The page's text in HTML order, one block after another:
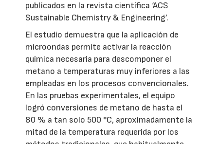
publicados en la revista científica ‘ACS
Sustainable Chemistry & Engineering’.
El estudio demuestra que la aplicación de
microondas permite activar la reacción
química necesaria para descomponer el
metano a temperaturas muy inferiores a las
empleadas en los procesos convencionales.
En las pruebas experimentales, el equipo
logró conversiones de metano de hasta el
80 % a tan solo 500 °C, aproximadamente la
mitad de la temperatura requerida por los